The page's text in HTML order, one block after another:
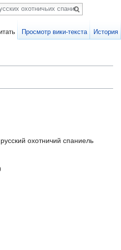
русский охотничий спаниель
Просмотр вики-текста История